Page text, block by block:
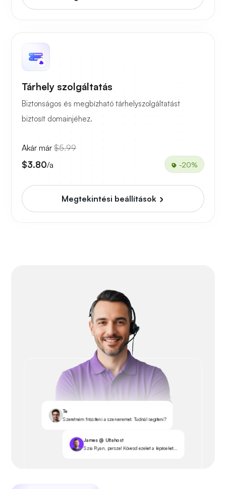
Tárhely szolgáltatás
Biztonságos és megbízható tárhelyszolgáltatást
biztosít domainjéhez.
Akár már $5.99
$3.80/a -20%
Megtekintési beállítások
Te
Szeretném frissíteni a szerveremet. Tudnál segíteni?
James @ Ultahost
Szia Ryan, persze! Kövesd ezeket a lépéseket...